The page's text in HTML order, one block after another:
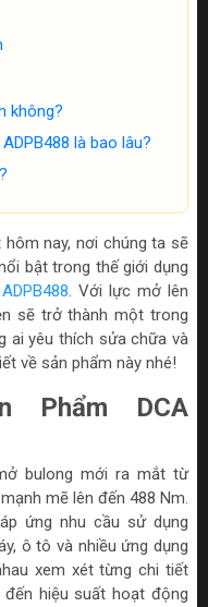
không?
là bao lâu?
nay, nơi chúng ta sẽ
bật trong thế giới dụng
. Với lực mở lên
sẽ trở thành một trong
ai yêu thích sửa chữa và
về sản phẩm này nhé!
Phẩm DCA
bulong mới ra mắt từ
mẽ lên đến 488 Nm.
ứng nhu cầu sử dụng
ô tô và nhiều ứng dụng
xem xét từng chi tiết
hiệu suất hoạt động